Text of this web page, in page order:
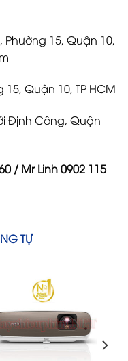
Phường 15, Quận 10,
15, Quận 10, TP HCM
Định Công, Quận
/ Mr Linh 0902 115
TỰ